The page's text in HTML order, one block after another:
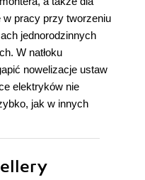
pracy przy tworzeniu
jednorodzinnych
W natłoku
nowelizacje ustaw
elektryków nie
jak w innych